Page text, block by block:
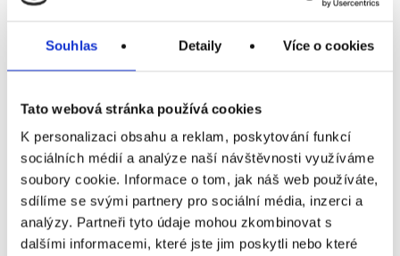
Souhlas Detaily Více o cookies
Tato webová stránka používá cookies
K personalizaci obsahu a reklam, poskytování funkcí
sociálních médií a analýze naší návštěvnosti využíváme
soubory cookie. Informace o tom, jak náš web používáte,
sdílíme se svými partnery pro sociální média, inzerci a
analýzy. Partneři tyto údaje mohou zkombinovat s
dalšími informacemi, které jste jim poskytli nebo které
P+R Líšeň u Zetoru 59/ 74
Parkovací dům ACADEMY PARK